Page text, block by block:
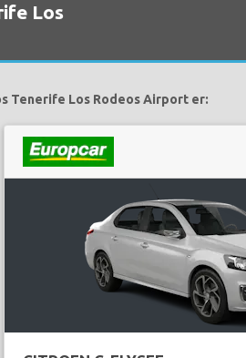
Los
Tenerife Los Rodeos Airport er: